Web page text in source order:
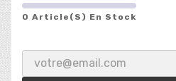
0 Article(s) En Stock